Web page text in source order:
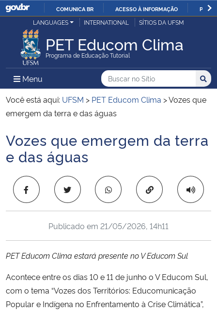
IR
O
COMUNICA BR ACESSO À INFORMAÇÃO
Ministério da Justiça e Segurança Pública
Ministério da Defesa
Ministério das Relações Exteriores
Ministério da Infraestrutura
Ministério da Educação
Ministério da Cidadania
Ministério de Minas e Energia
Ministério da Ciência, Tecnologia, Inovações e Comunicações
LANGUAGES INTERNATIONAL SÍTIOS DA UFSM
PET Educom Clima
Programa de Educação Tutorial
Menu Menu Principal do Sítio
Busca
Buscar no no Sítio
Busca:
Você está aqui: UFSM > PET Educom Clima >Vozes que
emergem da terra e das águas
Início do conteúdo
Vozes que emergem da terra
e das águas
Copiar para área
Publicado em 21/05/2026, 14h11
PET Educom Clima estará presente no V Educom Sul
Acontece entre os dias 10 e 11 de junho o V Educom Sul,
com o tema “Vozes dos Territórios: Educomunicação
Popular e Indígena no Enfrentamento à Crise Climática”,